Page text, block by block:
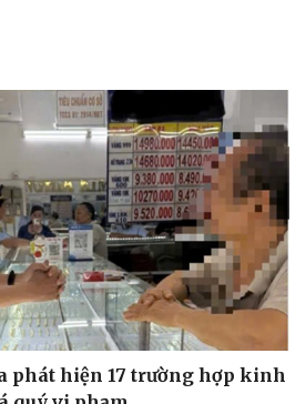
phát hiện 17 trường hợp kinh